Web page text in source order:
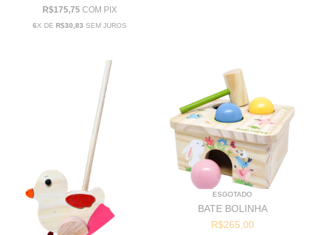
R$175,75 COM PIX
6X DE R$30,83 SEM JUROS
ESGOTADO
BATE BOLINHA
R$265,00